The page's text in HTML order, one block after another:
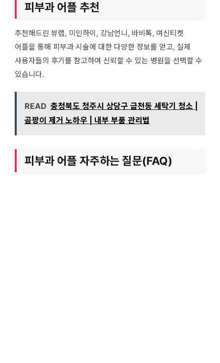
피부과 어플 추천
추천해드린 뷰랩, 미인하이, 강남언니, 바비톡, 여신티켓
어플을 통해 피부과 시술에 대한 다양한 정보를 얻고, 실제
사용자들의 후기를 참고하여 신뢰할 수 있는 병원을 선택할 수
있습니다.
READ 충청북도 청주시 상당구 금천동 세탁기 청소 |
곰팡이 제거 노하우 | 내부 부품 관리법
피부과 어플 자주하는 질문(FAQ)